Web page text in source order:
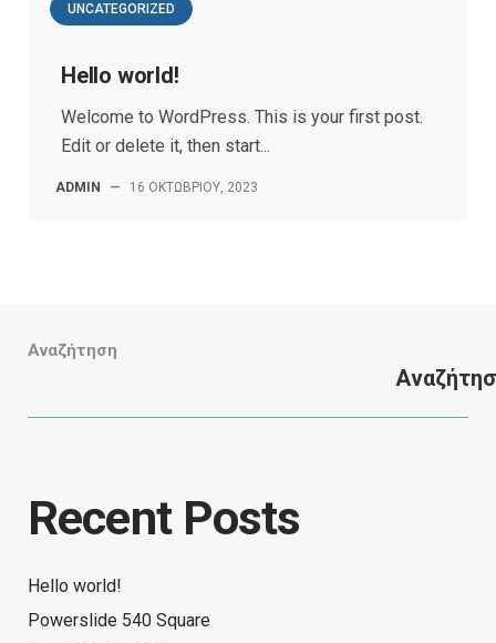
UNCATEGORIZED
Hello world!
Welcome to WordPress. This is your first post.
Edit or delete it, then start...
ADMIN — 16 ΟΚΤΩΒΡΊΟΥ, 2023
Αναζήτηση
Recent Posts
Hello world!
Powerslide 540 Square